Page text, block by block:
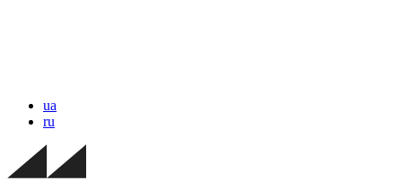
ua
ru